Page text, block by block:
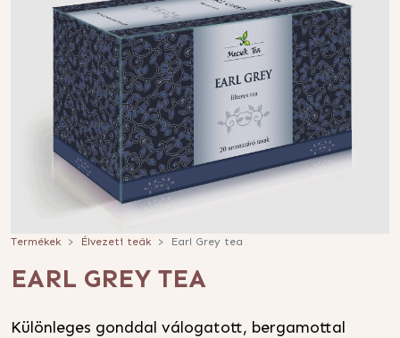
Termékek Élvezeti teák Earl Grey tea
EARL GREY TEA
Különleges gonddal válogatott, bergamottal